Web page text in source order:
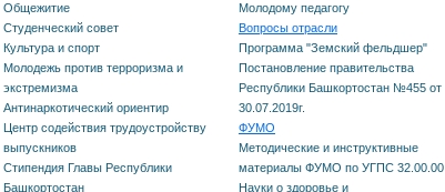
Профилактика
мошенничества
Порядок обеспечения
сертификатами
Общежитие
Студенческий совет
Культура и спорт
Молодежь против терроризма и
экстремизма
Антинаркотический ориентир
Центр содействия трудоустройству
выпускников
Стипендия Главы Республики
Башкортостан
Молодому педагогу
Вопросы отрасли
Программа "Земский фельдшер"
Постановление правительства
Республики Башкортостан №455 от
30.07.2019г.
ФУМО
Методические и инструктивные
материалы ФУМО по УГПС 32.00.00
Науки о здоровье и